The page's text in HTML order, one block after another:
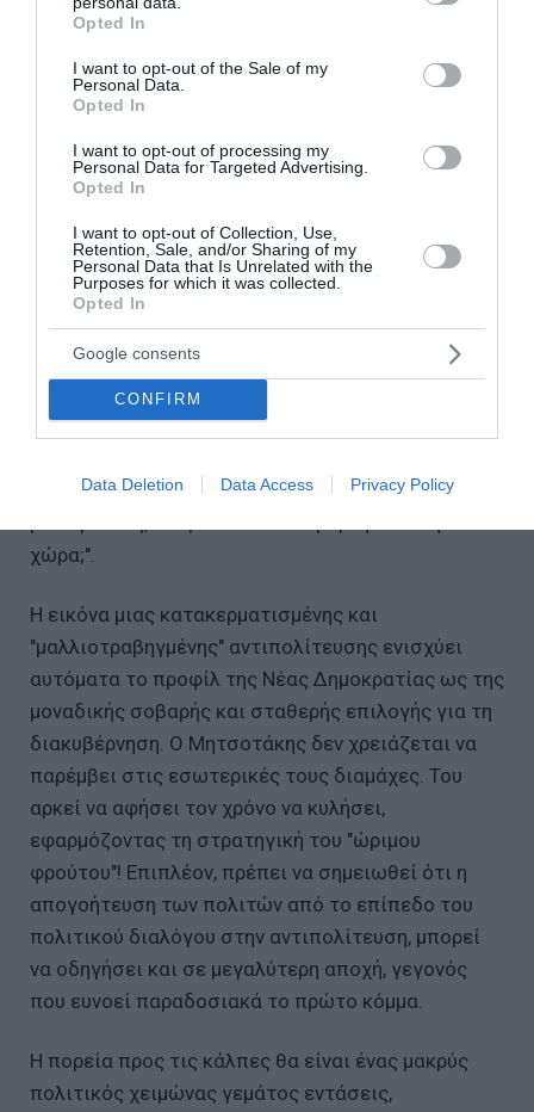
grant or deny consent to Google and its third-party tags to
use your data for below specified purposes in below Google
consent section.
Opted In
I want to opt-out of the Sale of my
Personal Data.
Opted In
I want to opt-out of processing my
Personal Data for Targeted Advertising.
Opted In
I want to opt-out of Collection, Use,
Retention, Sale, and/or Sharing of my
Personal Data that Is Unrelated with the
Purposes for which it was collected.
Opted In
Google consents
CONFIRM
Data Deletion Data Access Privacy Policy
Δημοκρατία.
Τη στιγμή που οι άλλοι θα αλληλοβρίζονται ή θα
προσπαθούν να βάλουν τρικλοποδιές ο ένας στον
βάρος ως θεσμικός εγγυητής του μέτρου και της
σοβαρότητας στο πολιτικό σύστημα. Ο
Πρωθυπουργός θα είναι ο... διαιτητής, ενώ θα
υπογραμμίζει διαρκώς το αφήγημα της
κυβερνητικής σταθερότητας σε συνδυασμό με το
μπάχαλο στο αντι-κυβερνητικό τσίρκο! Το Μέγαρο
Μαξίμου θα χρησιμοποιήσει αυτό το σκηνικό του
χάους ως το απόλυτο προεκλογικό του "όπλο". Το
μήνυμα προς τους πολίτες θα είναι απλό,
"Δείτε τους. Δεν μπορούν να συνεννοηθούν ούτε
χώρα;".
Η εικόνα μιας κατακερματισμένης και
"μαλλιοτραβηγμένης" αντιπολίτευσης ενισχύει
αυτόματα το προφίλ της Νέας Δημοκρατίας ως της
μοναδικής σοβαρής και σταθερής επιλογής για τη
διακυβέρνηση. Ο Μητσοτάκης δεν χρειάζεται να
παρέμβει στις εσωτερικές τους διαμάχες. Του
αρκεί να αφήσει τον χρόνο να κυλήσει,
εφαρμόζοντας τη στρατηγική του "ώριμου
φρούτου"! Επιπλέον, πρέπει να σημειωθεί ότι η
απογοήτευση των πολιτών από το επίπεδο του
πολιτικού διαλόγου στην αντιπολίτευση, μπορεί
να οδηγήσει και σε μεγαλύτερη αποχή, γεγονός
που ευνοεί παραδοσιακά το πρώτο κόμμα.
Η πορεία προς τις κάλπες θα είναι ένας μακρύς
πολιτικός χειμώνας γεμάτος εντάσεις,